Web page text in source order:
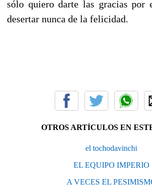
sólo quiero darte las gracias por
desertar nunca de la felicidad.
OTROS ARTÍCULOS EN
el tochodavinchi
EL EQUIPO IMPERIO
A VECES EL